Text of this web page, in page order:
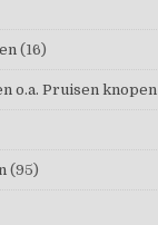
(16)
o.a. Pruisen knopen
(95)